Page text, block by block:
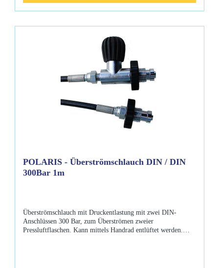
POLARIS - Überströmschlauch DIN / DIN
300Bar 1m
Überströmschlauch mit Druckentlastung mit zwei DIN-
Anschlüssen 300 Bar, zum Überströmen zweier
Pressluftflaschen. Kann mittels Handrad entlüftet werden.